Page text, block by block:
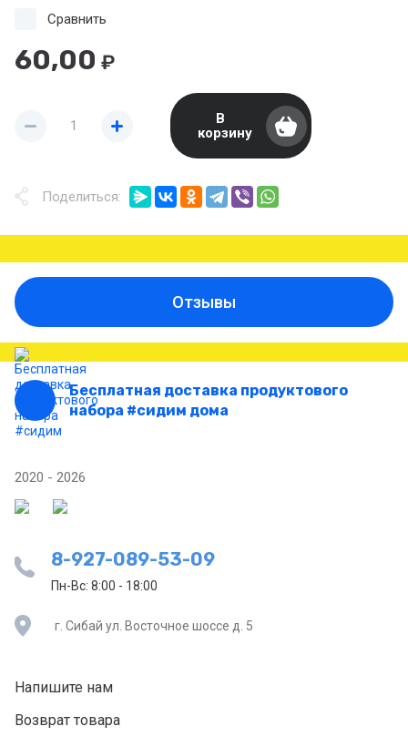
60,00 ₽
Сравнить
В
корзину
Поделиться:
Отзывы
Бесплатная доставка продуктового
набора #сидим дома
2020 - 2026
8-927-089-53-09
Пн-Вс: 8:00 - 18:00
г. Сибай ул. Восточное шоссе д. 5
Напишите нам
Возврат товара